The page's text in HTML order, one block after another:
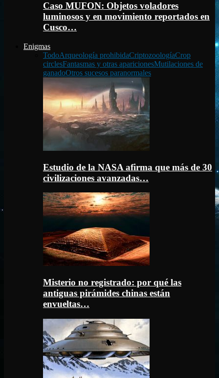
Caso MUFON: Objetos voladores
luminosos y en movimiento reportados en
Cusco…
Enigmas
TodoArqueología prohibidaCriptozoologíaCrop
circlesFantasmas y otras aparicionesMutilaciones de
ganadoOtros sucesos paranormales
Estudio de la NASA afirma que más de 30
civilizaciones avanzadas…
Misterio no registrado: por qué las
antiguas pirámides chinas están
envueltas…